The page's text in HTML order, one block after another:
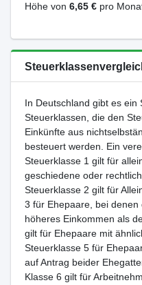
Höhe von 6,65 €pro
In Deutschland gibt es ein
Steuerklassen, die den
Einkünfte aus
besteuert werden. Ein
Steuerklasse 1 gilt für
geschiedene oder
Steuerklasse 2 gilt für
3 für Ehepaare, bei
höheres Einkommen als
gilt für Ehepaare mit
Steuerklasse 5 für
auf Antrag beider
Klasse 6 gilt für